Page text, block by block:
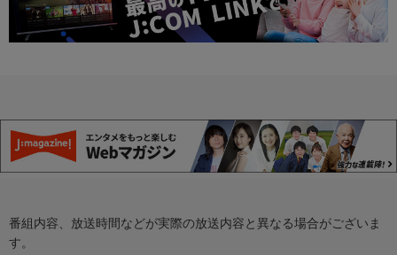
番組内容、放送時間などが実際の放送内容と異なる場合がございま
す。